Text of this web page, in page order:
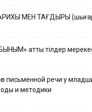
МЕН ТАҒДЫРЫ
атты тілдер
письменной речи у
и методики